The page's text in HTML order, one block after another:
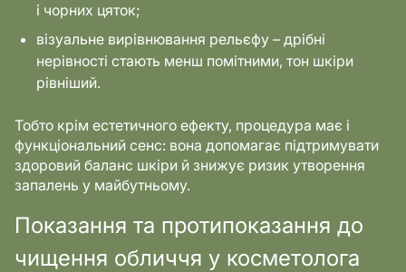
і чорних цяток;
візуальне вирівнювання рельєфу – дрібні
нерівності стають менш помітними, тон шкіри
рівніший.
Тобто крім естетичного ефекту, процедура має і
функціональний сенс: вона допомагає підтримувати
здоровий баланс шкіри й знижує ризик утворення
запалень у майбутньому.
Показання та протипоказання до
чищення обличчя у косметолога